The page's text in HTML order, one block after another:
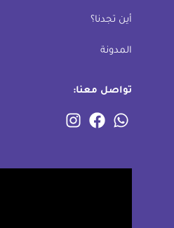
أين تجدنا؟
المدونة
تواصل معنا: